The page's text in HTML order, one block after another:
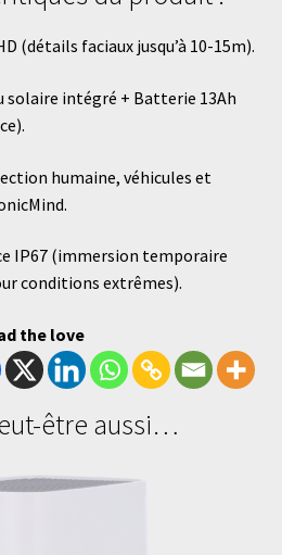
(détails faciaux jusqu’à 10-15m).
solaire intégré + Batterie 13Ah
humaine, véhicules et
IP67 (immersion temporaire
conditions extrêmes).
the love
être aussi…